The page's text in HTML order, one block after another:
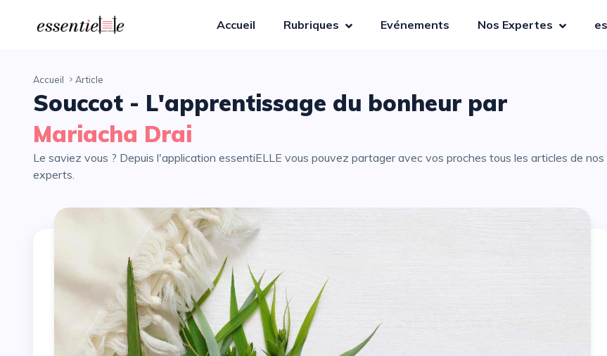
Accueil Rubriques Evénements Nos Expertes
Accueil Article
Souccot - L'apprentissage du bonheur par
Mariacha Drai
Le saviez vous ? Depuis l'application essentiELLE vous pouvez partager avec vos proches tous les articles de nos
experts.